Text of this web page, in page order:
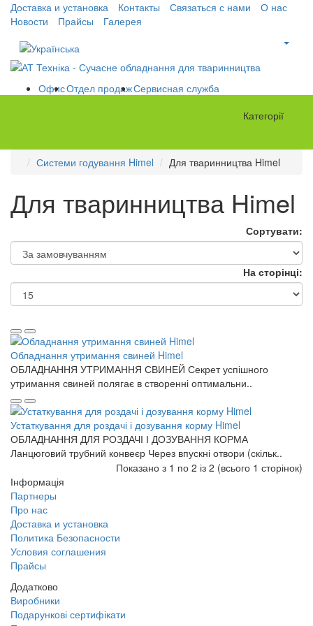
Доставка и установка Контакты Связаться с нами
О нас
Новости
Прайсы Галерея
ОфисОтдел продажСервисная служба
Категорії
Системи годування Himel Для тваринництва Himel
Для тваринництва Himel
Сортувати:
На сторінці:
Обладнання утримання свиней Himel
ОБЛАДНАННЯ УТРИМАННЯ СВИНЕЙ Секрет успішного
утримання свиней полягає в створенні оптимальни..
Устаткування для роздачі і дозування корму Himel
ОБЛАДНАННЯ ДЛЯ РОЗДАЧІ І ДОЗУВАННЯ КОРМА
Ланцюговий трубний конвеєр Через впускні отвори (скільк..
Показано з 1 по 2 із 2 (всього 1 сторінок)
Інформація
Партнеры
Про нас
Доставка и установка
Политика Безопасности
Условия соглашения
Прайсы
Додатково
Виробники
Подарункові сертифікати